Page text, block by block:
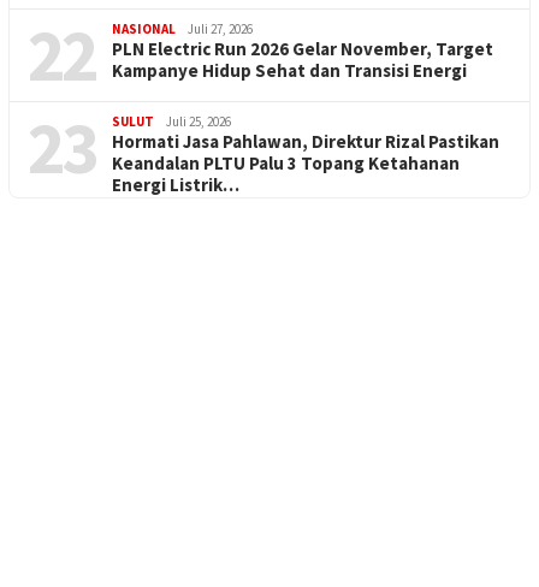
22 NASIONAL Juli 27, 2026
PLN Electric Run 2026 Gelar November, Target
Kampanye Hidup Sehat dan Transisi Energi
23 SULUT Juli 25, 2026
Hormati Jasa Pahlawan, Direktur Rizal Pastikan
Keandalan PLTU Palu 3 Topang Ketahanan
Energi Listrik…